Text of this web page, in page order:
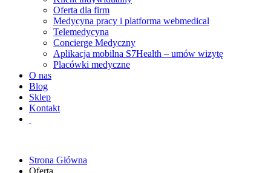
Oferta dla firm
Medycyna pracy i platforma webmedical
Telemedycyna
Concierge Medyczny
Aplikacja mobilna S7Health – umów wizytę
Placówki medyczne
O nas
Blog
Sklep
Kontakt
Strona Główna
Oferta